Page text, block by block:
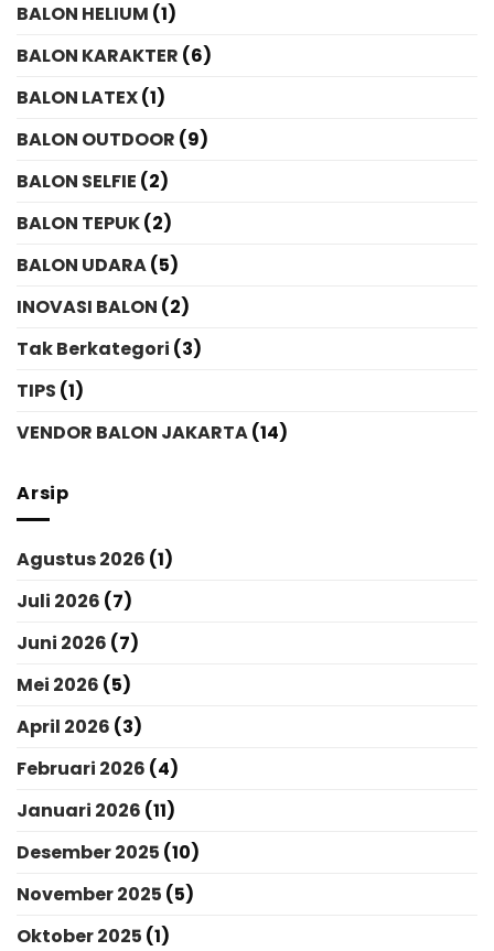
BALON HELIUM (1)
BALON KARAKTER (6)
BALON LATEX(1)
BALON OUTDOOR (9)
BALON SELFIE (2)
BALON TEPUK(2)
BALON UDARA(5)
INOVASI BALON (2)
Tak Berkategori (3)
TIPS (1)
VENDOR BALON JAKARTA(14)
Arsip
Agustus 2026 (1)
Juli 2026 (7)
Juni 2026 (7)
Mei 2026 (5)
April 2026 (3)
Februari 2026 (4)
Januari 2026 (11)
Desember 2025 (10)
November 2025 (5)
Oktober 2025 (1)